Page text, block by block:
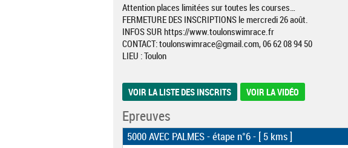
Attention places limitées sur toutes les courses…
FERMETURE DES INSCRIPTIONS le mercredi 26 août.
INFOS SUR https://www.toulonswimrace.fr
CONTACT: toulonswimrace@gmail.com, 06 62 08 94 50
LIEU : Toulon
VOIR LA LISTE DES INSCRITS VOIR LA VIDÉO
Epreuves
5000 AVEC PALMES - étape n°6- [ 5 kms ]